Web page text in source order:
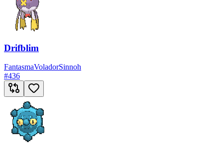
Drifblim
FantasmaVoladorSinnoh
#436